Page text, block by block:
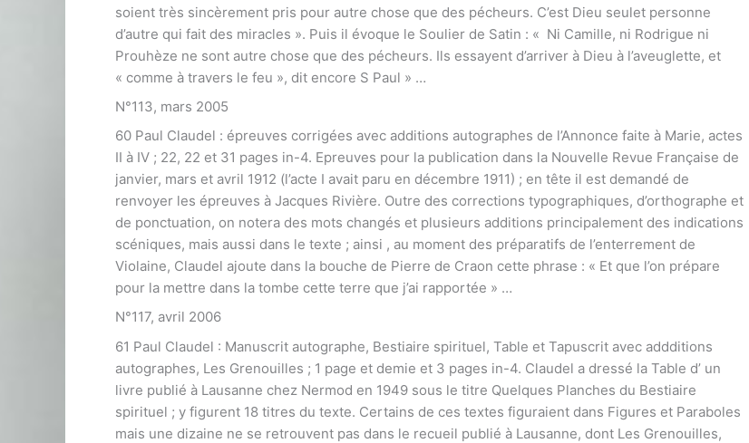
soient très sincèrement pris pour autre chose que des pécheurs. C’est Dieu seulet personne
d’autre qui fait des miracles ». Puis il évoque le Soulier de Satin : « Ni Camille, ni Rodrigue ni
Prouhèze ne sont autre chose que des pécheurs. Ils essayent d’arriver à Dieu à l’aveuglette, et
« comme à travers le feu », dit encore S Paul » …
N°113, mars 2005
60 Paul Claudel : épreuves corrigées avec additions autographes de l’Annonce faite à Marie, actes
II à IV ; 22, 22 et 31 pages in-4. Epreuves pour la publication dans la Nouvelle Revue Française de
janvier, mars et avril 1912 (l’acte I avait paru en décembre 1911) ; en tête il est demandé de
renvoyer les épreuves à Jacques Rivière. Outre des corrections typographiques, d’orthographe et
de ponctuation, on notera des mots changés et plusieurs additions principalement des indications
scéniques, mais aussi dans le texte ; ainsi , au moment des préparatifs de l’enterrement de
Violaine, Claudel ajoute dans la bouche de Pierre de Craon cette phrase : « Et que l’on prépare
pour la mettre dans la tombe cette terre que j’ai rapportée » …
N°117, avril 2006
61 Paul Claudel : Manuscrit autographe, Bestiaire spirituel, Table et Tapuscrit avec addditions
autographes, Les Grenouilles ; 1 page et demie et 3 pages in-4. Claudel a dressé la Table d’ un
livre publié à Lausanne chez Nermod en 1949 sous le titre Quelques Planches du Bestiaire
spirituel ; y figurent 18 titres du texte. Certains de ces textes figuraient dans Figures et Paraboles
mais une dizaine ne se retrouvent pas dans le recueil publié à Lausanne, dont Les Grenouilles,